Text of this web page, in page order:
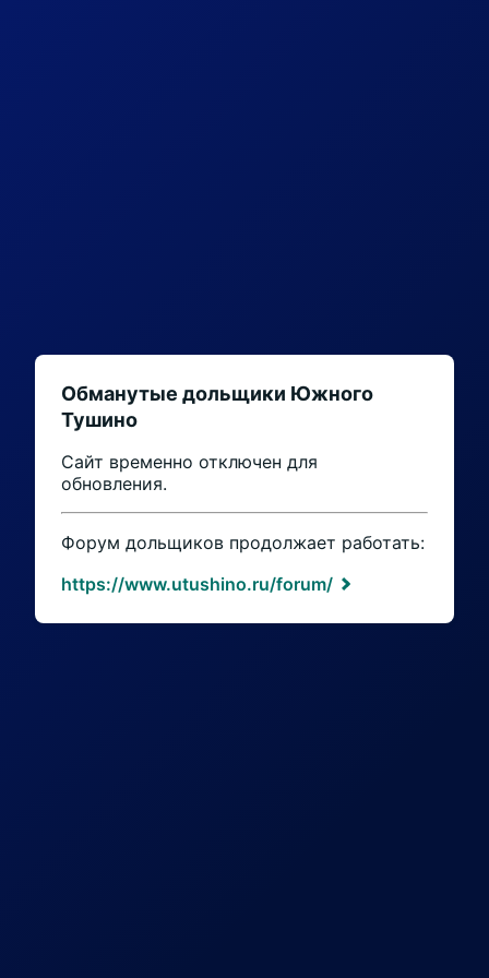
Обманутые дольщики Южного
Тушино
Сайт временно отключен для
обновления.
Форум дольщиков продолжает работать:
https://www.utushino.ru/forum/